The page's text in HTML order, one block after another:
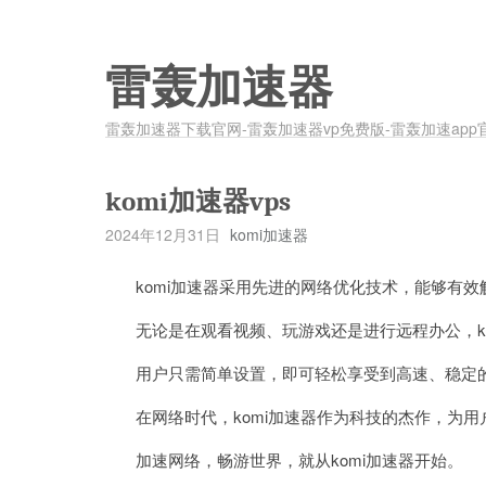
雷轰加速器
雷轰加速器下载官网-雷轰加速器vp免费版-雷轰加速app
komi加速器vps
2024年12月31日 komi加速器
komi加速器采用先进的网络优化技术，能够有效
无论是在观看视频、玩游戏还是进行远程办公，
用户只需简单设置，即可轻松享受到高速、稳定
在网络时代，komi加速器作为科技的杰作，为用
加速网络，畅游世界，就从komi加速器开始。